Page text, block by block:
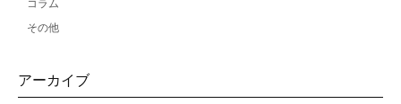
コラム
その他
アーカイブ